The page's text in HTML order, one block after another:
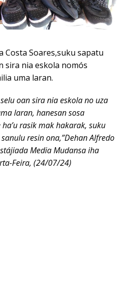
Costa Soares,suku sapatu
sira nia eskola nomós
uma laran.
oan sira nia eskola no uza
laran, hanesan sosa
rasik mak hakarak, suku
resin ona,”Dehan Alfredo
Media Mudansa iha
Feira, (24/07/24)